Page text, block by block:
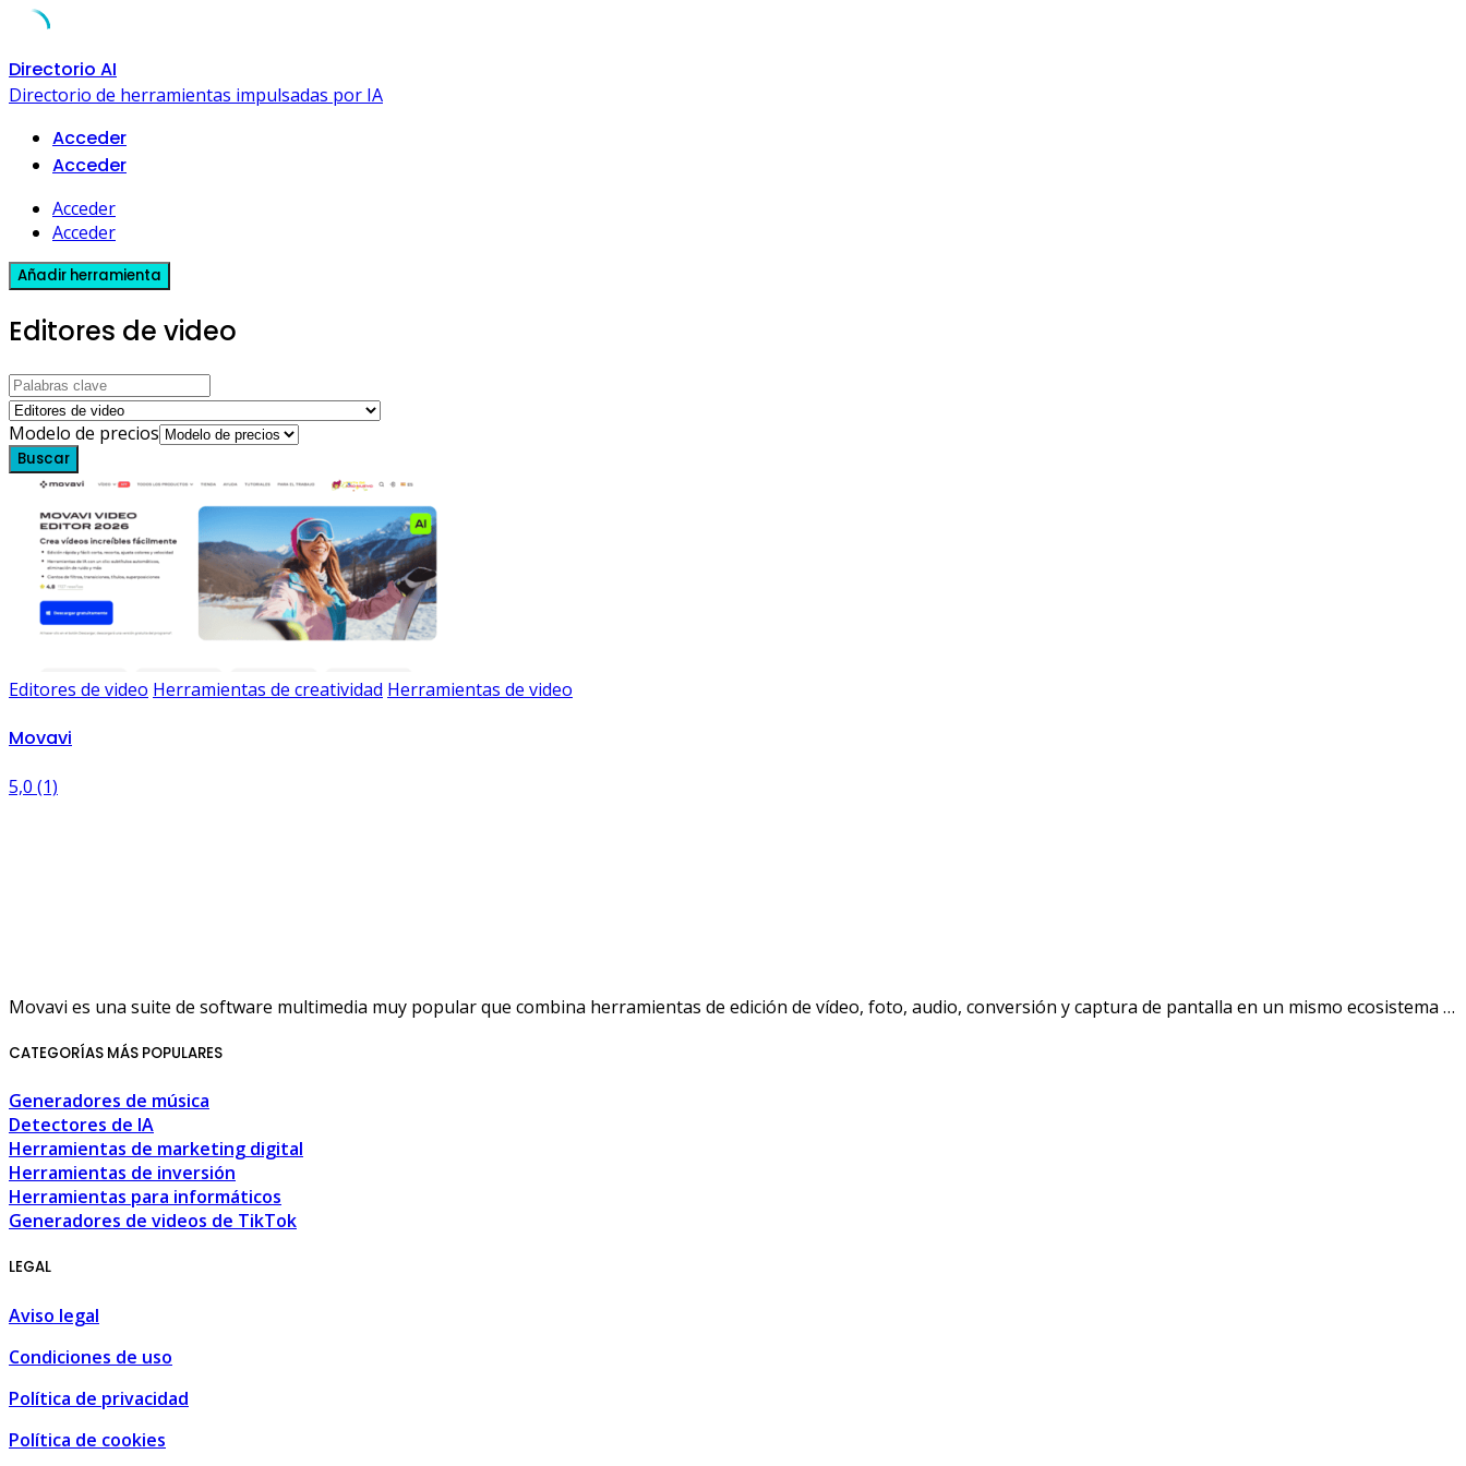
Skip
to
Directorio AI
Directorio de herramientas impulsadas por IA
Acceder
Acceder
Acceder
Acceder
Añadir herramienta
Editores de video
Modelo de precios
Buscar
Editores de video Herramientas de creatividad Herramientas de video
Movavi
5,0 (1)
Movavi es una suite de software multimedia muy popular que combina herramientas de edición de vídeo, foto, audio, conversión y captura de pantalla en un mismo ecosistema …
CATEGORÍAS MÁS POPULARES
Generadores de música
Detectores de IA
Herramientas de marketing digital
Herramientas de inversión
Herramientas para informáticos
Generadores de videos de TikTok
LEGAL
Aviso legal
Condiciones de uso
Política de privacidad
Política de cookies